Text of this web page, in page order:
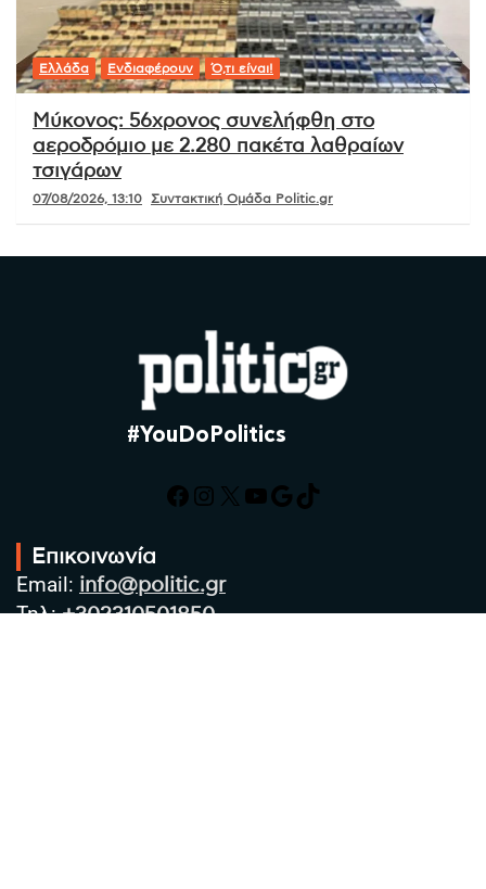
Ελλάδα Ενδιαφέρουν Ό,τι είναι!
Μύκονος: 56χρονος συνελήφθη στο
αεροδρόμιο με 2.280 πακέτα λαθραίων
τσιγάρων
07/08/2026, 13:10 Συντακτική Ομάδα Politic.gr
#YouDoPolitics
Facebook
Instagram
X YouTube
Google
TikTok
Επικοινωνία
Email: info@politic.gr
Τηλ:+302310501850